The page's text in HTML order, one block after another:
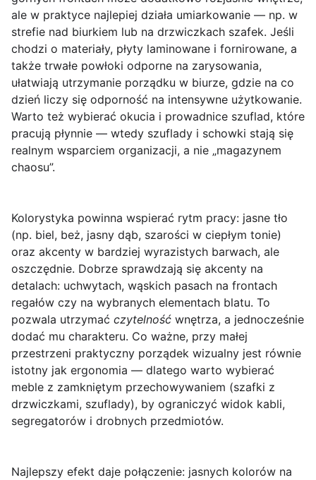
ale w praktyce najlepiej działa umiarkowanie — np. w
strefie nad biurkiem lub na drzwiczkach szafek. Jeśli
chodzi o materiały, płyty laminowane i fornirowane, a
także trwałe powłoki odporne na zarysowania,
ułatwiają utrzymanie porządku w biurze, gdzie na co
dzień liczy się odporność na intensywne użytkowanie.
Warto też wybierać okucia i prowadnice szuflad, które
pracują płynnie — wtedy szuflady i schowki stają się
realnym wsparciem organizacji, a nie „magazynem
chaosu”.
Kolorystyka powinna wspierać rytm pracy: jasne tło
(np. biel, beż, jasny dąb, szarości w ciepłym tonie)
oraz akcenty w bardziej wyrazistych barwach, ale
oszczędnie. Dobrze sprawdzają się akcenty na
detalach: uchwytach, wąskich pasach na frontach
regałów czy na wybranych elementach blatu. To
pozwala utrzymać czytelność wnętrza, a jednocześnie
dodać mu charakteru. Co ważne, przy małej
przestrzeni praktyczny porządek wizualny jest równie
istotny jak ergonomia — dlatego warto wybierać
meble z zamkniętym przechowywaniem (szafki z
drzwiczkami, szuflady), by ograniczyć widok kabli,
segregatorów i drobnych przedmiotów.
Najlepszy efekt daje połączenie: jasnych kolorów na